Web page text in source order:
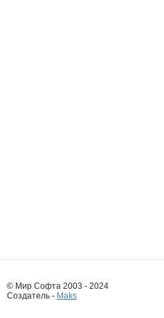
© Мир Софта 2003 - 2024
Создатель - Maks